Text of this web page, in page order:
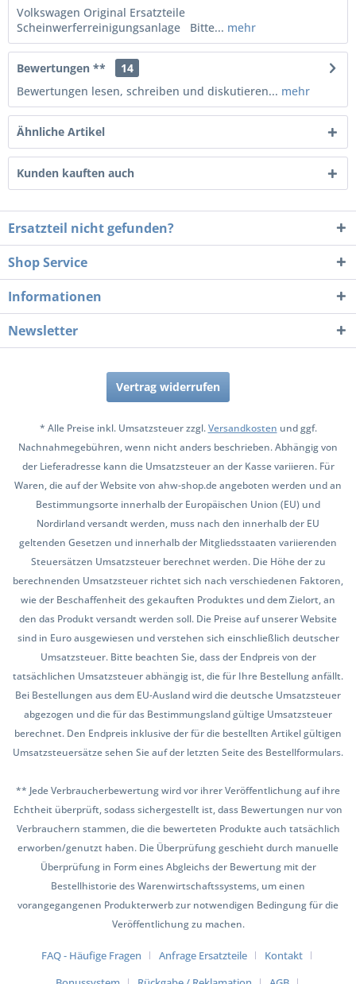
Volkswagen Original Ersatzteile
Scheinwerferreinigungsanlage Bitte... mehr
Bewertungen **
14
Bewertungen lesen, schreiben und diskutieren... mehr
Ähnliche Artikel
Kunden kauften auch
Ersatzteil nicht gefunden?
Shop Service
Informationen
Newsletter
Vertrag widerrufen
* Alle Preise inkl. Umsatzsteuer zzgl.Versandkosten und ggf.
Nachnahmegebühren, wenn nicht anders beschrieben. Abhängig von
der Lieferadresse kann die Umsatzsteuer an der Kasse variieren. Für
Waren, die auf der Website von ahw-shop.de angeboten werden und an
Bestimmungsorte innerhalb der Europäischen Union (EU) und
Nordirland versandt werden, muss nach den innerhalb der EU
geltenden Gesetzen und innerhalb der Mitgliedsstaaten variierenden
Steuersätzen Umsatzsteuer berechnet werden. Die Höhe der zu
berechnenden Umsatzsteuer richtet sich nach verschiedenen Faktoren,
wie der Beschaffenheit des gekauften Produktes und dem Zielort, an
den das Produkt versandt werden soll. Die Preise auf unserer Website
sind in Euro ausgewiesen und verstehen sich einschließlich deutscher
Umsatzsteuer. Bitte beachten Sie, dass der Endpreis von der
tatsächlichen Umsatzsteuer abhängig ist, die für Ihre Bestellung anfällt.
Bei Bestellungen aus dem EU-Ausland wird die deutsche Umsatzsteuer
abgezogen und die für das Bestimmungsland gültige Umsatzsteuer
berechnet. Den Endpreis inklusive der für die bestellten Artikel gültigen
Umsatzsteuersätze sehen Sie auf der letzten Seite des Bestellformulars.
** Jede Verbraucherbewertung wird vor ihrer Veröffentlichung auf ihre
Echtheit überprüft, sodass sichergestellt ist, dass Bewertungen nur von
Verbrauchern stammen, die die bewerteten Produkte auch tatsächlich
erworben/genutzt haben. Die Überprüfung geschieht durch manuelle
Überprüfung in Form eines Abgleichs der Bewertung mit der
Bestellhistorie des Warenwirtschaftssystems, um einen
vorangegangenen Produkterwerb zur notwendigen Bedingung für die
Veröffentlichung zu machen.
FAQ - Häufige Fragen Anfrage Ersatzteile
Kontakt